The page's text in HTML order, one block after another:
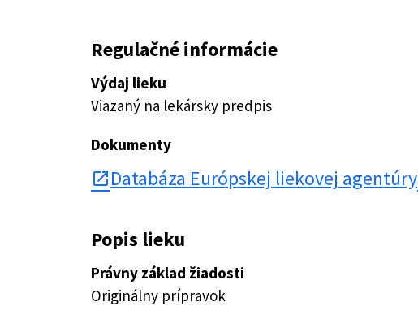
Regulačné informácie
Výdaj lieku
Viazaný na lekársky predpis
Dokumenty
open_in_new Databáza Európskej liekovej agentúry
Popis lieku
Právny základ žiadosti
Originálny prípravok